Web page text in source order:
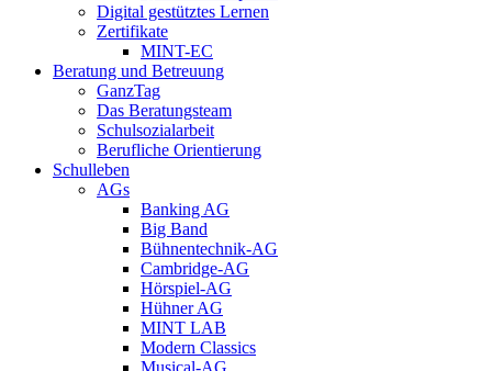
Digital gestütztes Lernen
Zertifikate
MINT-EC
Beratung und Betreuung
GanzTag
Das Beratungsteam
Schulsozialarbeit
Berufliche Orientierung
Schulleben
AGs
Banking AG
Big Band
Bühnentechnik-AG
Cambridge-AG
Hörspiel-AG
Hühner AG
MINT LAB
Modern Classics
Musical-AG